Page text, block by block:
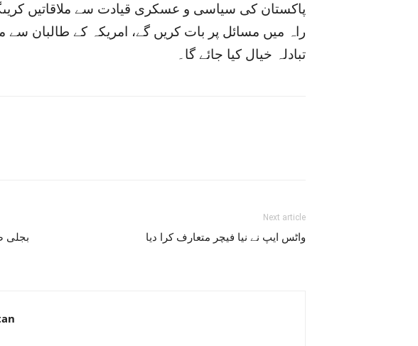
پاکستان کی سیاسی و عسکری قیادت سے ملاقاتیں
راہ میں مسائل پر بات کریں گے، امریکہ کے طالبان سے
تبادلہ خیال کیا جائے گا۔
بجلی
Next article
واٹس ایپ نے نیا فیچر متعارف کرا دیا